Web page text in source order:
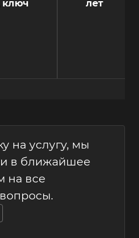
ключ
лет
на услугу, мы
в ближайшее
на все